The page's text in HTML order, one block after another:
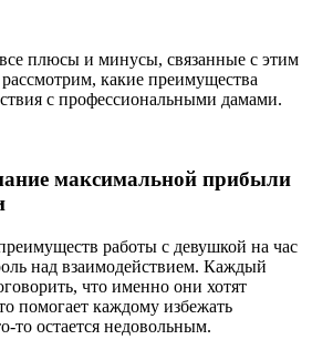
плюсы и минусы, связанные с этим
какие преимущества
с профессиональными дамами.
максимальной прибыли
работы с девушкой на час
над взаимодействием. Каждый
что именно они хотят
помогает каждому избежать
то остается недовольным.